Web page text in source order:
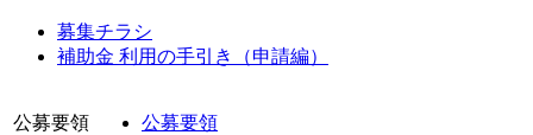
募集チラシ
補助金 利用の手引き（申請編）
公募要領 公募要領